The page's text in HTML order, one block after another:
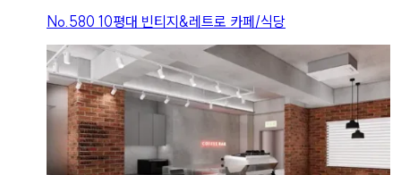
No.580 10평대 빈티지&레트로 카페/식당